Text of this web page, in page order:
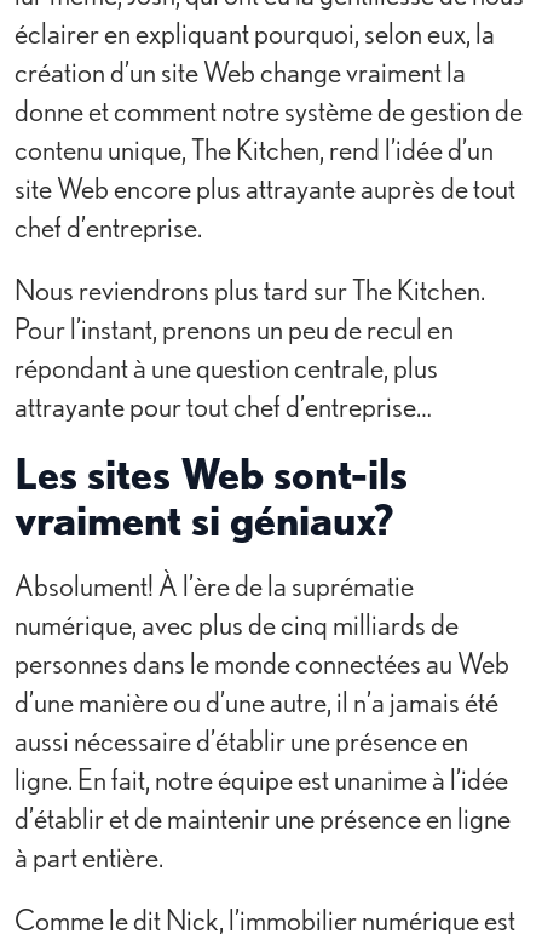
éclairer en expliquant pourquoi, selon eux, la
création d’un site Web change vraiment la
donne et comment notre système de gestion de
contenu unique, The Kitchen, rend l’idée d’un
site Web encore plus attrayante auprès de tout
chef d’entreprise.
Nous reviendrons plus tard sur The Kitchen.
Pour l’instant, prenons un peu de recul en
répondant à une question centrale, plus
attrayante pour tout chef d’entreprise…
Les sites Web sont-ils
vraiment si géniaux?
Absolument! À l’ère de la suprématie
numérique, avec plus de cinq milliards de
personnes dans le monde connectées au Web
d’une manière ou d’une autre, il n’a jamais été
aussi nécessaire d’établir une présence en
ligne. En fait, notre équipe est unanime à l’idée
d’établir et de maintenir une présence en ligne
à part entière.
Comme le dit Nick, l’immobilier numérique est